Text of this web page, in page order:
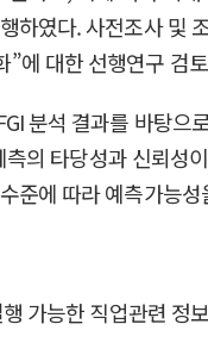
하였다. 사전조사 및
에 대한 선행연구 검
분석 결과를 바탕
의 타당성과 신뢰
준에 따라 예측가능
가능한 직업관련 정